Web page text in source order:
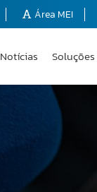
Área MEI
Notícias Soluções